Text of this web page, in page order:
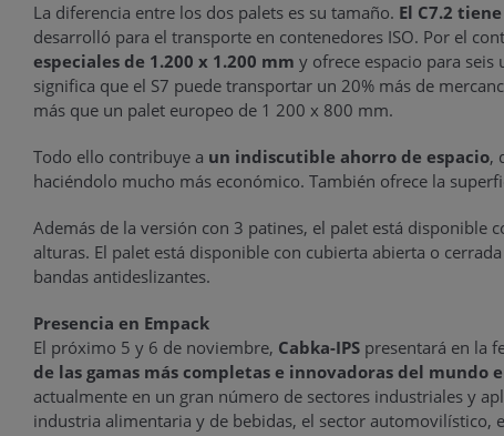
La diferencia entre los dos palets es su tamaño. El C7.2
desarrolló para el transporte en contenedores ISO. Por el
especiales de 1.200 x 1.200 mm y ofrece espacio para
significa que el S7 puede transportar un 20% más de
más que un palet europeo de 1 200 x 800 mm.
Todo ello contribuye a un indiscutible ahorro de espacio,
haciéndolo mucho más económico. También ofrece la
Además de la versión con 3 patines, el palet está disponible
alturas. El palet está disponible con cubierta abierta o
bandas antideslizantes.
Presencia en Empack
El próximo 5 y 6 de noviembre, Cabka-IPS presentará en la
de las gamas más completas e innovadoras del mundo
actualmente en un gran número de sectores industriales y
industria alimentaria y de bebidas, el sector automovilístico,